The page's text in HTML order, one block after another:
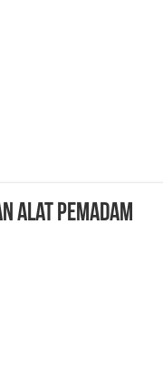
Alat Pemadam